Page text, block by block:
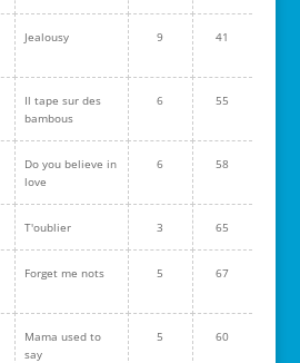
Jealousy 9 41
Il tape sur des
bambous
6 55
Do you believe in
love
6 58
T'oublier 3 65
Forget me nots 5 67
Mama used to
say
5 60